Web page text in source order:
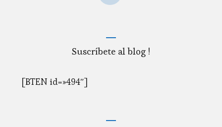
Suscríbete al blog !
[BTEN id=»494″]